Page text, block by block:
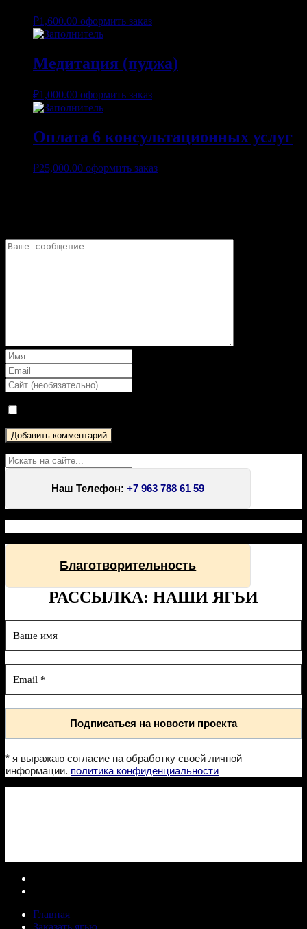
₽1,600.00 оформить заказ
Медитация (пуджа)
₽1,000.00 оформить заказ
Оплата 6 консультационных услуг
₽25,000.00 оформить заказ
Поиск
Наш Телефон:+7 963 788 61 59
Благотворительность
РАССЫЛКА: НАШИ ЯГЬИ
* я выражаю согласие на обработку своей личной
информации. политика конфиденциальности
Главная